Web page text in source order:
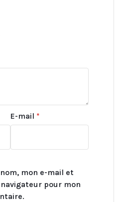
E-mail *
mon e-mail et
pour mon